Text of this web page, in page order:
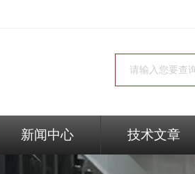
新闻中心 技术文章